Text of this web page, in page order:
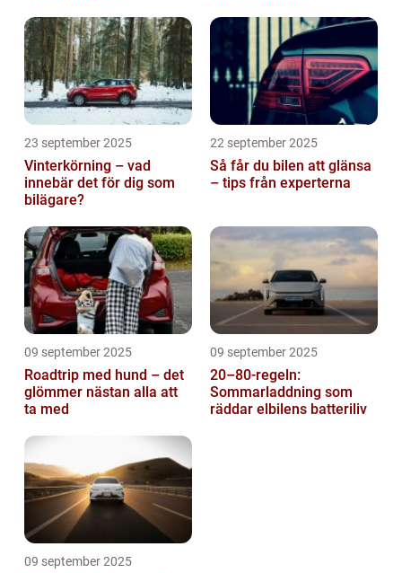
23 september 2025
Vinterkörning – vad
innebär det för dig som
bilägare?
22 september 2025
Så får du bilen att glänsa
– tips från experterna
09 september 2025
Roadtrip med hund – det
glömmer nästan alla att
ta med
09 september 2025
20–80-regeln:
Sommarladdning som
räddar elbilens batteriliv
09 september 2025